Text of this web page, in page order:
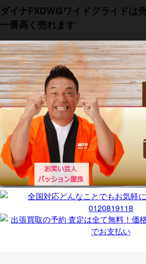
ダイナFXDWGワイドグライドは
一番高く売れます